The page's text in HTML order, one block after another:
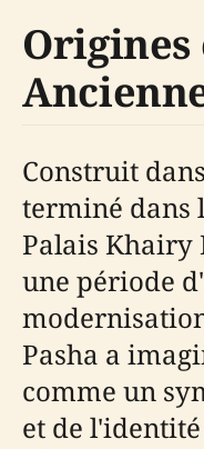
Construit
terminé dans
Palais Khairy
une période
Pasha a
comme un
et de